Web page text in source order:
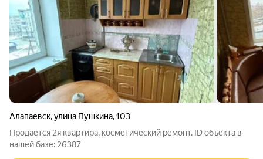
Алапаевск,улица Пушкина,103
Продается 2я квартира, косметический ремонт. ID объекта в
нашей базе: 26387